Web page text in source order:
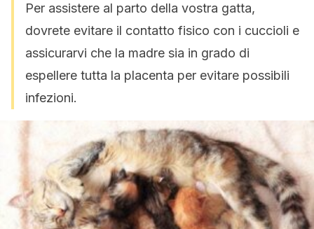
Per assistere al parto della vostra gatta,
dovrete evitare il contatto fisico con i cuccioli e
assicurarvi che la madre sia in grado di
espellere tutta la placenta per evitare possibili
infezioni.